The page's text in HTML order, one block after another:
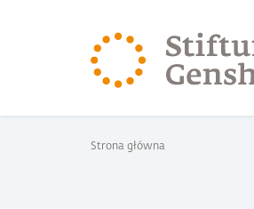
Jesteś tutaj
Strona główna